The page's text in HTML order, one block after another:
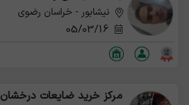
نیشابور - خراسان رضوی
05/03/16
مرکز خرید ضایعات درخشان